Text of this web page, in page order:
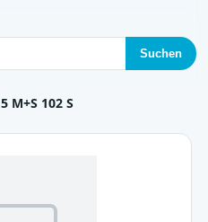
Suchen
M+S 102 S